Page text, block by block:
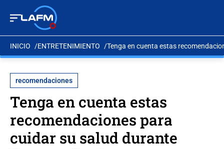
INICIO ENTRETENIMIENTO Tenga en cuenta estas
recomendaciones
Tenga en cuenta estas
recomendaciones para
cuidar su salud durante